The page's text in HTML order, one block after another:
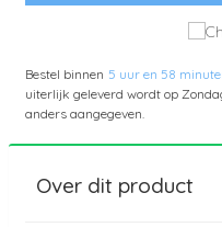
Bestel binnen 5 uur en 58
uiterlijk geleverd wordt op
anders aangegeven.
Over dit product